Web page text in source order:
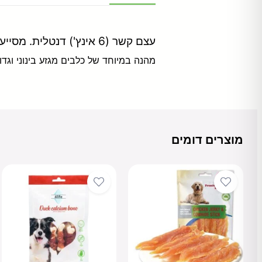
עצם קשר (6 אינץ') דנטלית. מסייעת לניקוי שיניים יסודי של הכלב תוך הסרת רובד אבן השן ומניעת ריחות לא נעימים.
מהנה במיוחד של כלבים מגזע בינוני
מוצרים דומים